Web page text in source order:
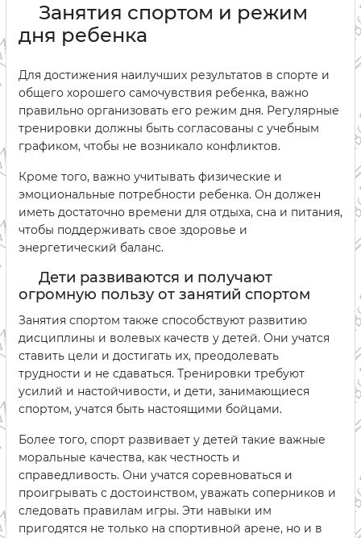
Занятия спортом и режим
дня ребенка
Для достижения наилучших результатов в спорте и
общего хорошего самочувствия ребенка, важно
правильно организовать его режим дня. Регулярные
тренировки должны быть согласованы с учебным
графиком, чтобы не возникало конфликтов.
Кроме того, важно учитывать физические и
эмоциональные потребности ребенка. Он должен
иметь достаточно времени для отдыха, сна и питания,
чтобы поддерживать свое здоровье и
энергетический баланс.
Дети развиваются и получают
огромную пользу от занятий спортом
Занятия спортом также способствуют развитию
дисциплины и волевых качеств у детей. Они учатся
ставить цели и достигать их, преодолевать
трудности и не сдаваться. Тренировки требуют
усилий и настойчивости, и дети, занимающиеся
спортом, учатся быть настоящими бойцами.
Более того, спорт развивает у детей такие важные
моральные качества, как честность и
справедливость. Они учатся соревноваться и
проигрывать с достоинством, уважать соперников и
следовать правилам игры. Эти навыки им
пригодятся не только на спортивной арене, но и в